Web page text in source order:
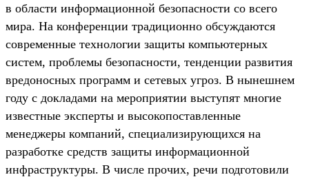
в области информационной безопасности со всего
мира. На конференции традиционно обсуждаются
современные технологии защиты компьютерных
систем, проблемы безопасности, тенденции развития
вредоносных программ и сетевых угроз. В нынешнем
году с докладами на мероприятии выступят многие
известные эксперты и высокопоставленные
менеджеры компаний, специализирующихся на
разработке средств защиты информационной
инфраструктуры. В числе прочих, речи подготовили